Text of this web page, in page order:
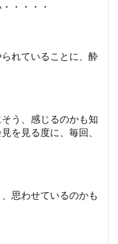
・・・・
られていることに、酔
う、感じるのかも知
を見る度に、毎回、
思わせているのかも